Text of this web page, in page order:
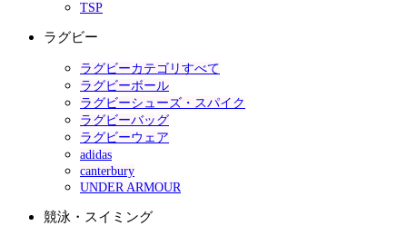
TSP
ラグビー
ラグビーカテゴリすべて
ラグビーボール
ラグビーシューズ・スパイク
ラグビーバッグ
ラグビーウェア
adidas
canterbury
UNDER ARMOUR
競泳・スイミング